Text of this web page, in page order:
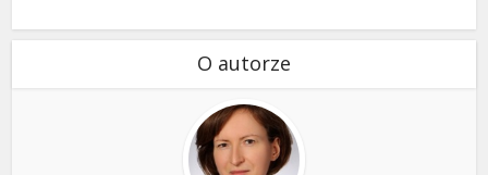
O autorze